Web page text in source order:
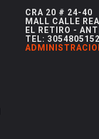
CRA 20 # 24-40
MALL CALLE
EL RETIRO -
TEL: 3054805152